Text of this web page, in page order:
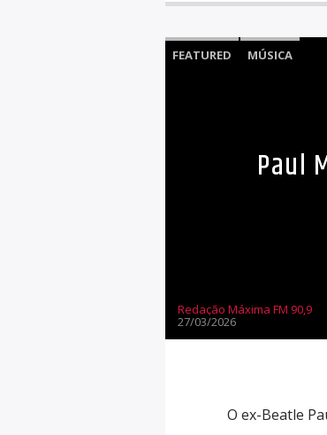
FEATURED MÚSICA
Paul
Redação Máxima FM 90,9
27/03/2026
O ex-Beatle